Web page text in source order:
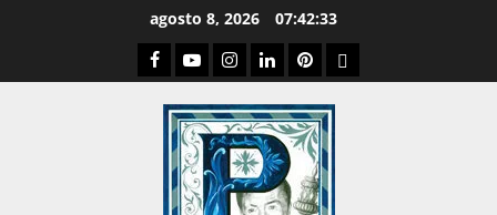
agosto 8, 2026 07:42:33
Facebook
YoutubeInstagram
LinkedPinterestDribbble